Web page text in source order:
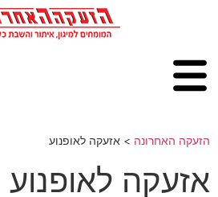
הזעקה האחרונה > אזעקה לאופנוע
אזעקה לאופנוע